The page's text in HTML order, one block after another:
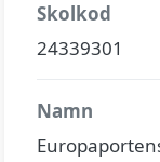
Skolkod
24339301
Namn